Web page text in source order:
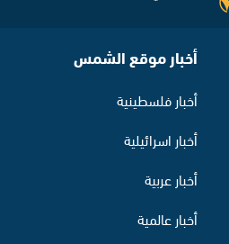
أخبار موقع الشمس
أخبار فلسطينية
أخبار اسرائيلية
أخبار عربية
أخبار عالمية